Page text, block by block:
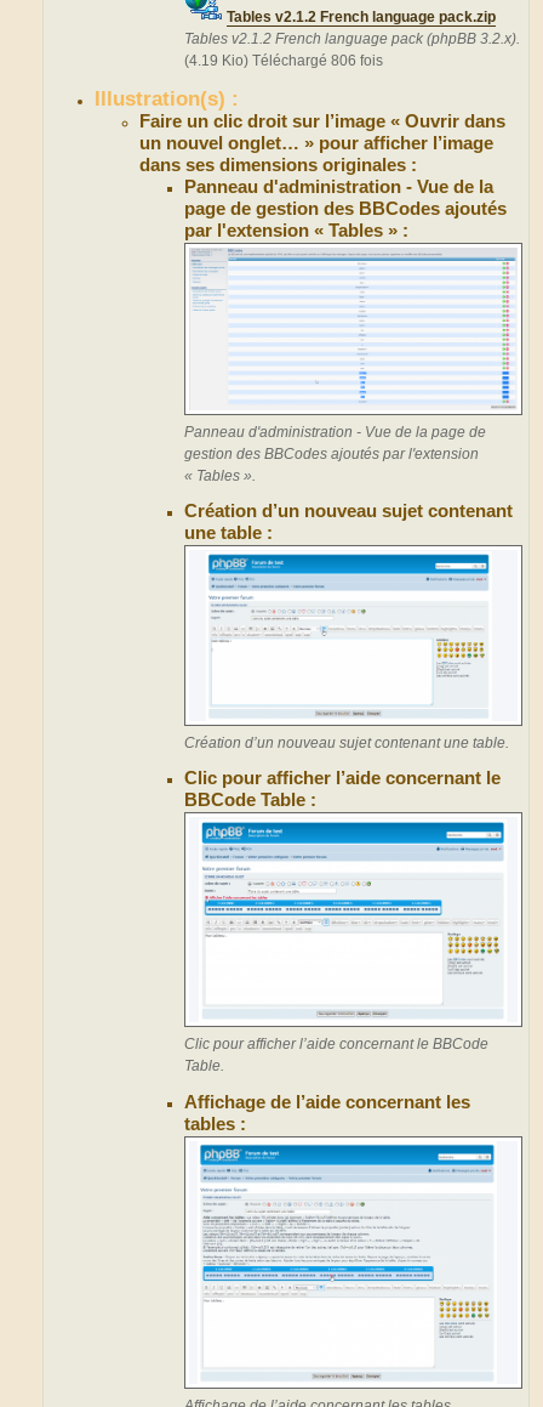
Tables v2.1.2 French language pack.zip
Tables v2.1.2 French language pack (phpBB 3.2.x).
(4.19 Kio) Téléchargé 806 fois
Illustration(s) :
Faire un clic droit sur l’image « Ouvrir dans
un nouvel onglet… » pour afficher l’image
dans ses dimensions originales :
Panneau d'administration - Vue de la
page de gestion des BBCodes ajoutés
par l'extension « Tables » :
Panneau d'administration - Vue de la page de
gestion des BBCodes ajoutés par l'extension
« Tables ».
Création d’un nouveau sujet contenant
une table :
Création d’un nouveau sujet contenant une table.
Clic pour afficher l’aide concernant le
BBCode Table :
Clic pour afficher l’aide concernant le BBCode
Table.
Affichage de l’aide concernant les
tables :